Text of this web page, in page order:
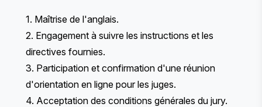
1. Maîtrise de l'anglais.
2. Engagement à suivre les instructions et les
directives fournies.
3. Participation et confirmation d'une réunion
d'orientation en ligne pour les juges.
4. Acceptation des conditions générales du jury.